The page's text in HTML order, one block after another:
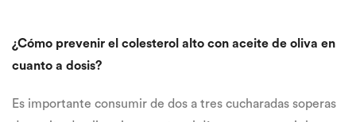
¿Cómo prevenir el colesterol alto con aceite de oliva en
cuanto a dosis?
Es importante consumir de dos a tres cucharadas soperas